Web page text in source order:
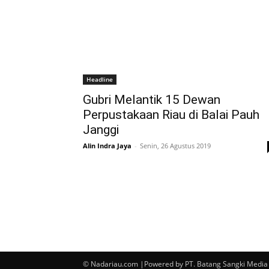
Headline
Gubri Melantik 15 Dewan
Perpustakaan Riau di Balai Pauh
Janggi
Alin Indra Jaya - Senin, 26 Agustus 2019
© Nadariau.com |Powered by PT. Batang Sangki Media